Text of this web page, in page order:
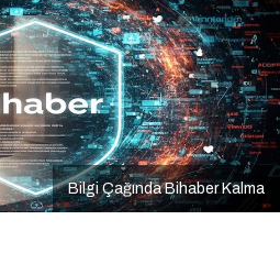
Bilgi Çağında Bihaber Kalma